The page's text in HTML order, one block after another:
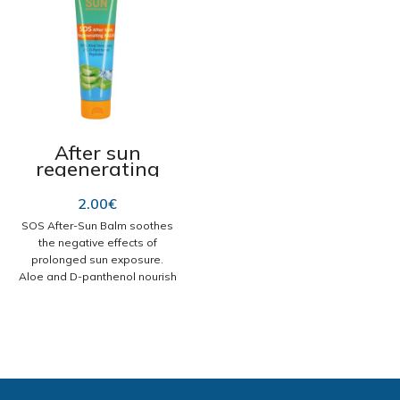
After sun
regenerating
balm SOS 100 ml
2.00€
SOS After-Sun Balm soothes
the negative effects of
prolonged sun exposure.
Aloe and D-panthenol nourish
moisturizes the skin, soothes